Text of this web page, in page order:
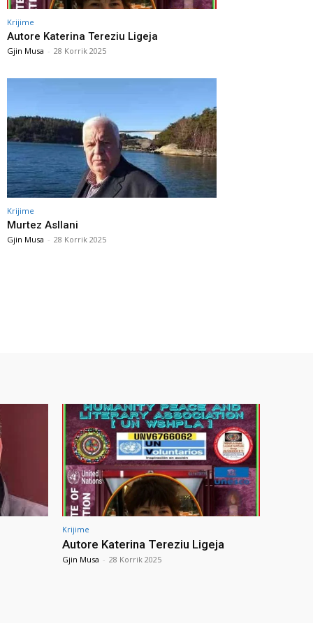
Krijime
Autore Katerina Tereziu Ligeja
Gjin Musa - 28 Korrik 2025
Krijime
Murtez Asllani
Gjin Musa - 28 Korrik 2025
Krijime
Autore Katerina Tereziu Ligeja
Gjin Musa - 28 Korrik 2025